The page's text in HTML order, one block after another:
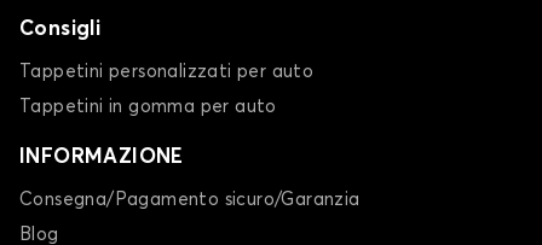
Consigli
Tappetini personalizzati per auto
Tappetini in gomma per auto
INFORMAZIONE
Consegna/Pagamento sicuro/Garanzia
Blog